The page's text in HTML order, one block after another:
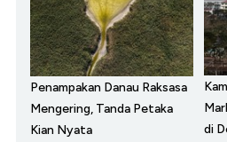
Penampakan Danau Raksasa
Mengering, Tanda Petaka
Kian Nyata
di